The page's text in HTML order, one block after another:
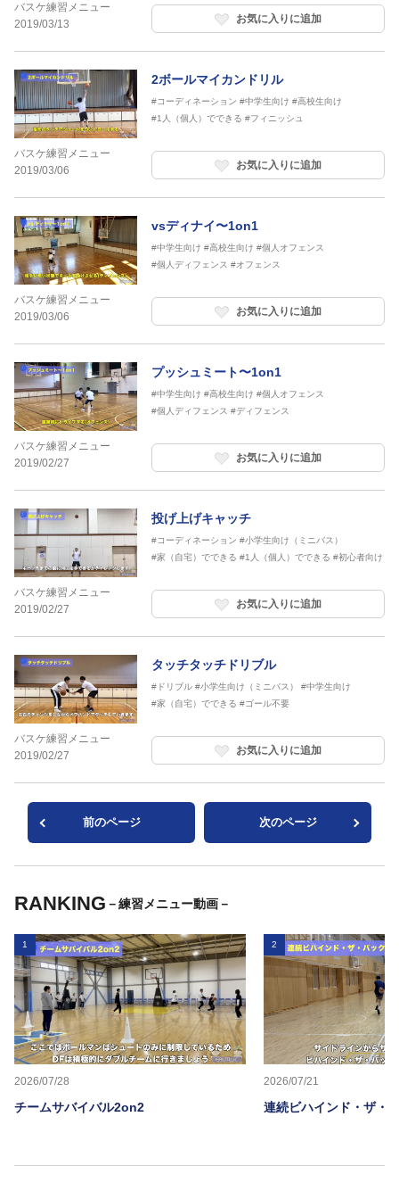
バスケ練習メニュー
2019/03/13
お気に入りに追加
バスケ練習メニュー
2019/03/06
2ボールマイカンドリル
#コーディネーション #中学生向け #高校生向け
#1人（個人）でできる #フィニッシュ
お気に入りに追加
バスケ練習メニュー
2019/03/06
vsディナイ〜1on1
#中学生向け #高校生向け #個人オフェンス
#個人ディフェンス #オフェンス
お気に入りに追加
バスケ練習メニュー
2019/02/27
プッシュミート〜1on1
#中学生向け #高校生向け #個人オフェンス
#個人ディフェンス #ディフェンス
お気に入りに追加
バスケ練習メニュー
2019/02/27
投げ上げキャッチ
#コーディネーション #小学生向け（ミニバス）
#家（自宅）でできる #1人（個人）でできる #初心者向け
お気に入りに追加
バスケ練習メニュー
2019/02/27
タッチタッチドリブル
#ドリブル #小学生向け（ミニバス）
#中学生向け
#家（自宅）でできる #ゴール不要
お気に入りに追加
前のページ 次のページ
RANKING －練習メニュー動画－
1
2026/07/28
チームサバイバル2on2
2
2026/07/21
連続ビハインド・ザ・